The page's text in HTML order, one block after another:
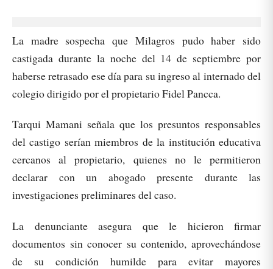
La madre sospecha que Milagros pudo haber sido
castigada durante la noche del 14 de septiembre por
haberse retrasado ese día para su ingreso al internado del
colegio dirigido por el propietario Fidel Pancca.
Tarqui Mamani señala que los presuntos responsables
del castigo serían miembros de la institución educativa
cercanos al propietario, quienes no le permitieron
declarar con un abogado presente durante las
investigaciones preliminares del caso.
La denunciante asegura que le hicieron firmar
documentos sin conocer su contenido, aprovechándose
de su condición humilde para evitar mayores